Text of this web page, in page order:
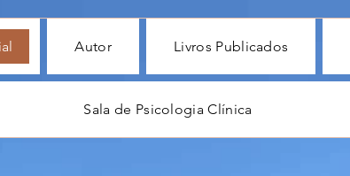
Autor Livros Publicados
Sala de Psicologia Clínica